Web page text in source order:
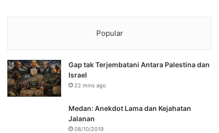
Popular
Gap tak Terjembatani Antara Palestina dan
Israel
22 mins ago
Medan: Anekdot Lama dan Kejahatan
Jalanan
08/10/2019